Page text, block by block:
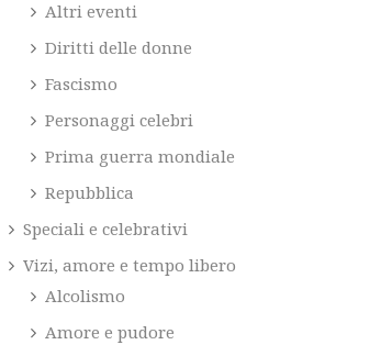
Altri eventi
Diritti delle donne
Fascismo
Personaggi celebri
Prima guerra mondiale
Repubblica
Speciali e celebrativi
Vizi, amore e tempo libero
Alcolismo
Amore e pudore